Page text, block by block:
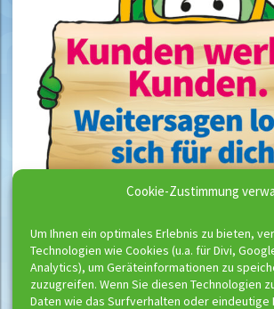
Cookie-Zustimmung
Um Ihnen ein optimales Erlebnis zu bieten,
Technologien wie Cookies (u.a. für Divi,
Analytics), um Geräteinformationen zu
zuzugreifen. Wenn Sie diesen Technologien
Daten wie das Surfverhalten oder eindeutige